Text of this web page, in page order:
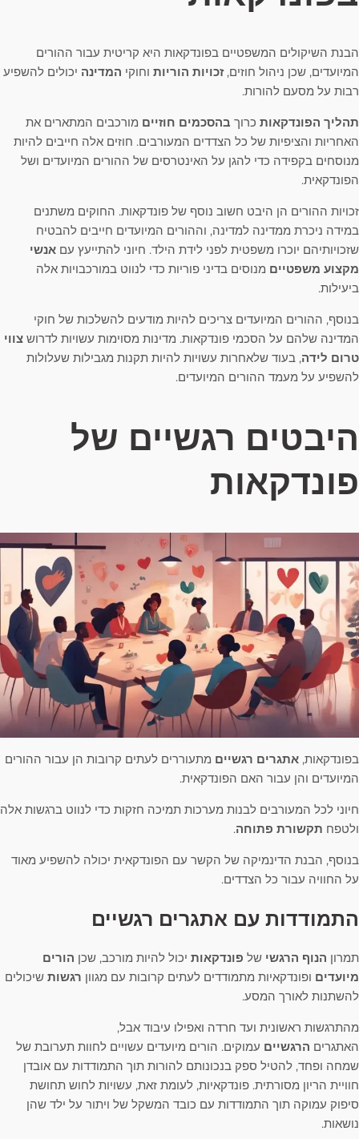
הבנת השיקולים המשפטיים בפונדקאות היא קריטית עבור ההורים
המיועדים, שכן ניהול חוזים,זכויות הוריות וחוקי המדינה יכולים להשפיע
רבות על מסעם להורות.
תהליך הפונדקאות כרוך בהסכמים חוזיים מורכבים המתארים את
האחריות והציפיות של כל הצדדים המעורבים. חוזים אלה חייבים להיות
מנוסחים בקפידה כדי להגן על האינטרסים של ההורים המיועדים ושל
הפונדקאית.
זכויות ההורים הן היבט חשוב נוסף של פונדקאות. החוקים משתנים
במידה ניכרת ממדינה למדינה, וההורים המיועדים חייבים להבטיח
שזכויותיהם יוכרו משפטית לפני לידת הילד. חיוני להתייעץ עם אנשי
מקצוע משפטיים מנוסים בדיני פוריות כדי לנווט במורכבויות אלה
ביעילות.
בנוסף, ההורים המיועדים צריכים להיות מודעים להשלכות של חוקי
המדינה שלהם על הסכמי פונדקאות. מדינות מסוימות עשויות לדרוש צווי
טרום לידה, בעוד שלאחרות עשויות להיות תקנות מגבילות שעלולות
להשפיע על מעמד ההורים המיועדים.
היבטים רגשיים של
פונדקאות
בפונדקאות, אתגרים רגשיים מתעוררים לעתים קרובות הן עבור ההורים
המיועדים והן עבור האם הפונדקאית.
חיוני לכל המעורבים לבנות מערכות תמיכה חזקות כדי לנווט ברגשות אלה
ולטפח תקשורת פתוחה.
בנוסף, הבנת הדינמיקה של הקשר עם הפונדקאית יכולה להשפיע מאוד
על החוויה עבור כל הצדדים.
התמודדות עם אתגרים רגשיים
תמרון הנוף הרגשי של פונדקאות יכול להיות מורכב, שכן הורים
מיועדים ופונדקאיות מתמודדים לעתים קרובות עם מגוון רגשות שיכולים
להשתנות לאורך המסע.
מהתרגשות ראשונית ועד חרדה ואפילו עיבוד אבל,
האתגרים הרגשיים עמוקים. הורים מיועדים עשויים לחוות תערובת של
שמחה ופחד, להטיל ספק בנכונותם להורות תוך התמודדות עם אובדן
חוויית הריון מסורתית. פונדקאיות, לעומת זאת, עשויות לחוש תחושת
סיפוק עמוקה תוך התמודדות עם כובד המשקל של ויתור על ילד שהן
נושאות.